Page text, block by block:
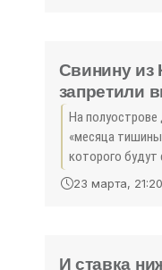
Свинину из
запретили
другие
На полуострове
«месяца
которого будут
практически все
ограничения,
23 марта, 21:20
И ставка